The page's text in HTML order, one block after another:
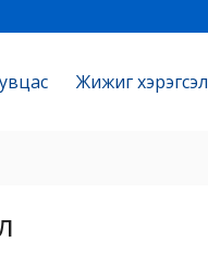
Жижиг хэрэгсэл